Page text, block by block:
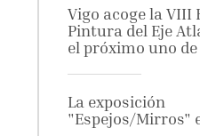
Vigo acoge la VIII
Pintura del Eje
el próximo uno
La exposición
"Espejos/Mirros"